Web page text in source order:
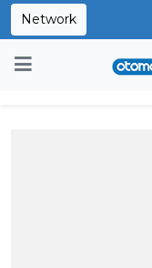
Network